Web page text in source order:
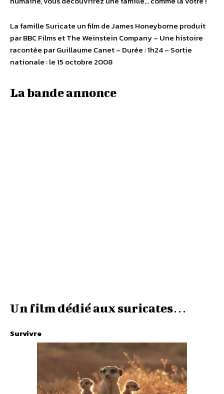
La famille Suricate un film de James Honeyborne produit
par BBC Films et The Weinstein Company – Une histoire
racontée par Guillaume Canet – Durée : 1h24 – Sortie
nationale : le 15 octobre 2008
La bande annonce
Un film dédié aux suricates…
Survivre